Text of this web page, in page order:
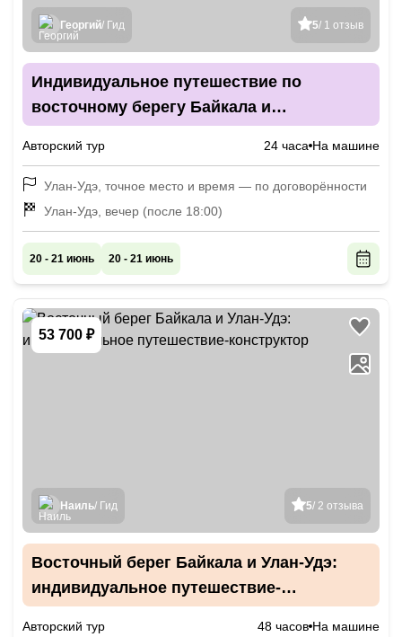
5/ 1 отзыв
Георгий/ Гид
Индивидуальное путешествие по
восточному берегу Байкала и
Авторский тур 24 часа На машине
Улан-Удэ, точное место и время — по договорённости
Улан-Удэ, вечер (после 18:00)
20 - 21 июнь 20 - 21 июнь
53 700 ₽
5/ 2 отзыва
Наиль/ Гид
Восточный берег Байкала и Улан-Удэ:
индивидуальное путешествие-
Авторский тур 48 часов На машине